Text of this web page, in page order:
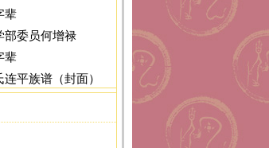
辈
部委员何增禄
辈
连平族谱（封面）